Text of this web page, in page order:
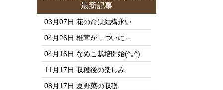
最新記事
03月07日 花の命は結構永い
04月26日 椎茸が…ついに…
04月16日 なめこ栽培開始(^｡^)
11月17日 収穫後の楽しみ
08月17日 夏野菜の収穫